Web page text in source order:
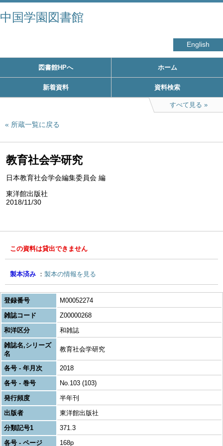
中国学園図書館
English
図書館HPへ ホーム
新着資料 資料検索
すべて見る
所蔵一覧に戻る
教育社会学研究
日本教育社会学会編集委員会 編
東洋館出版社
2018/11/30
この資料は貸出できません
製本済み 製本の情報を見る
登録番号
M00052274
雑誌コード
Z00000268
和洋区分
和雑誌
雑誌名,シリーズ
名
教育社会学研究
各号 - 年月次
2018
各号 - 巻号
No.103 (103)
発行頻度
半年刊
出版者
東洋館出版社
分類記号1
371.3
各号 - ページ
168p